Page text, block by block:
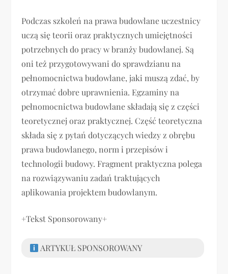
Podczas szkoleń na prawa budowlane uczestnicy
uczą się teorii oraz praktycznych umiejętności
potrzebnych do pracy w branży budowlanej. Są
oni też przygotowywani do sprawdzianu na
pełnomocnictwa budowlane, jaki muszą zdać, by
otrzymać dobre uprawnienia. Egzaminy na
pełnomocnictwa budowlane składają się z części
teoretycznej oraz praktycznej. Część teoretyczna
składa się z pytań dotyczących wiedzy z obrębu
prawa budowlanego, norm i przepisów i
technologii budowy. Fragment praktyczna polega
na rozwiązywaniu zadań traktujących
aplikowania projektem budowlanym.
+Tekst Sponsorowany+
ARTYKUŁ SPONSOROWANY